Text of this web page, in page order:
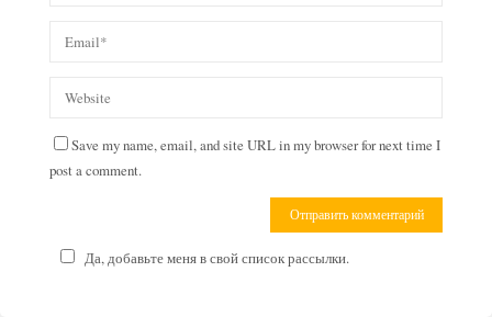
Save my name, email, and site URL in my browser for next time I
post a comment.
Да, добавьте меня в свой список рассылки.